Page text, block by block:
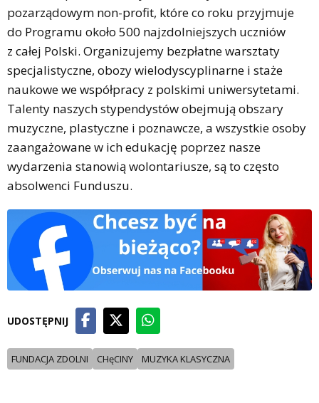
pozarządowym non-profit, które co roku przyjmuje
do Programu około 500 najzdolniejszych uczniów
z całej Polski. Organizujemy bezpłatne warsztaty
specjalistyczne, obozy wielodyscyplinarne i staże
naukowe we współpracy z polskimi uniwersytetami.
Talenty naszych stypendystów obejmują obszary
muzyczne, plastyczne i poznawcze, a wszystkie osoby
zaangażowane w ich edukację poprzez nasze
wydarzenia stanowią wolontariusze, są to często
absolwenci Funduszu.
UDOSTĘPNIJ
FUNDACJA ZDOLNI CHęCINY MUZYKA KLASYCZNA